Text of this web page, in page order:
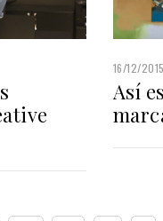
16/12/2015
Así